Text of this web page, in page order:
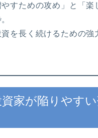
すための攻め」と「楽
を長く続けるための強
家が陥りやす